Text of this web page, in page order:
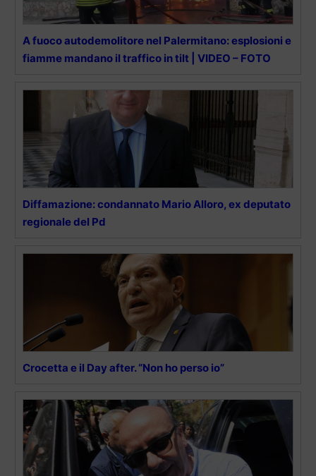
A fuoco autodemolitore nel Palermitano: esplosioni e
fiamme mandano il traffico in tilt | VIDEO – FOTO
Diffamazione: condannato Mario Alloro, ex deputato
regionale del Pd
Crocetta e il Day after. “Non ho perso io”